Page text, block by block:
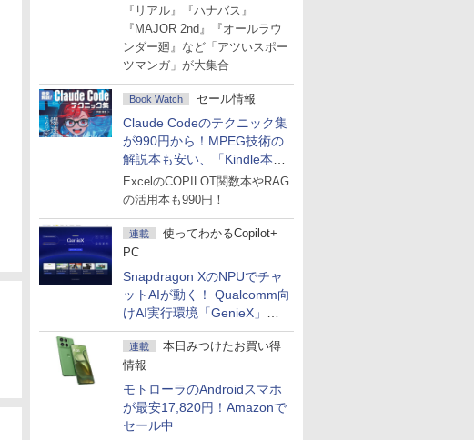
Amazonマンガ週末セール
『リアル』『ハナバス』
『MAJOR 2nd』『オールラウ
ンダー廻』など「アツいスポー
ツマンガ」が大集合
Book Watch セール情報
Claude Codeのテクニック集
が990円から！MPEG技術の
解説本も安い、「Kindle本サ
マーセール」第2弾開始！
ExcelのCOPILOT関数本やRAG
の活用本も990円！
連載
使ってわかるCopilot+
PC
Snapdragon XのNPUでチャ
ットAIが動く！ Qualcomm向
けAI実行環境「GenieX」を
試してみた
連載
本日みつけたお買い得
情報
モトローラのAndroidスマホ
が最安17,820円！Amazonで
セール中